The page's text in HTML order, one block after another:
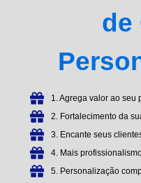
de
1. Agrega valor ao seu
2. Fortalecimento da
3. Encante seus
4. Mais
5. Personalização